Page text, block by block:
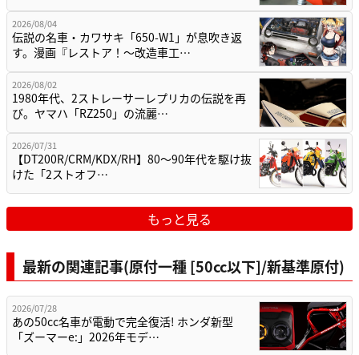
2026/08/04
伝説の名車・カワサキ「650-W1」が息吹き返
す。漫画『レストア！～改造車工…
2026/08/02
1980年代、2ストレーサーレプリカの伝説を再
び。ヤマハ「RZ250」の流麗…
2026/07/31
【DT200R/CRM/KDX/RH】80〜90年代を駆け抜
けた「2ストオフ…
もっと見る
最新の関連記事(原付一種 [50cc以下]/新基準原付)
2026/07/28
あの50cc名車が電動で完全復活! ホンダ新型
「ズーマーe:」2026年モデ…